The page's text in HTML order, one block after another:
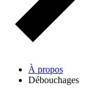
À propos
Débouchages